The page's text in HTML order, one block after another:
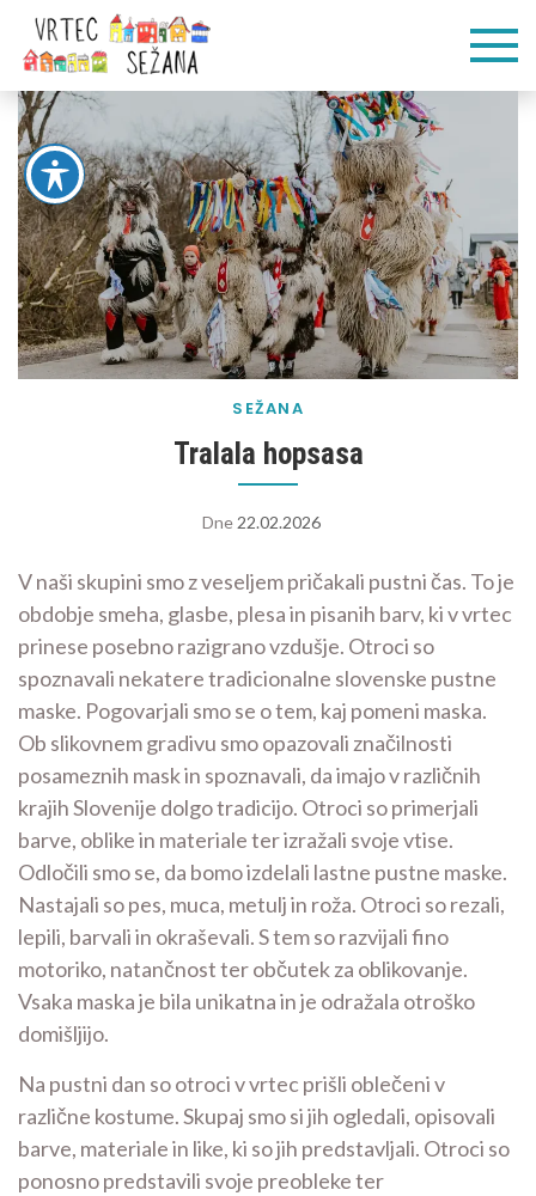
Skip
content
Sežana
Veliko pogumnih
SEŽANA
Tralala hopsasa
Dne 22.02.2026
V naši skupini smo z veseljem pričakali pustni čas. To je
obdobje smeha, glasbe, plesa in pisanih barv, ki v vrtec
prinese posebno razigrano vzdušje. Otroci so
spoznavali nekatere tradicionalne slovenske pustne
maske. Pogovarjali smo se o tem, kaj pomeni maska.
Ob slikovnem gradivu smo opazovali značilnosti
posameznih mask in spoznavali, da imajo v različnih
krajih Slovenije dolgo tradicijo. Otroci so primerjali
barve, oblike in materiale ter izražali svoje vtise.
Odločili smo se, da bomo izdelali lastne pustne maske.
Nastajali so pes, muca, metulj in roža. Otroci so rezali,
lepili, barvali in okraševali. S tem so razvijali fino
motoriko, natančnost ter občutek za oblikovanje.
Vsaka maska je bila unikatna in je odražala otroško
domišljijo.
Na pustni dan so otroci v vrtec prišli oblečeni v
različne kostume. Skupaj smo si jih ogledali, opisovali
barve, materiale in like, ki so jih predstavljali. Otroci so
ponosno predstavili svoje preobleke ter